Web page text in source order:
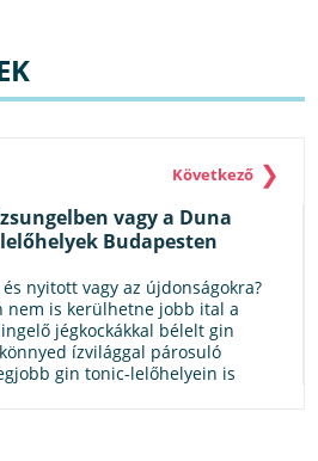
vagy a Duna
Budapesten
nyitott vagy az újdonságokra?
nem is kerülhetne jobb ital a
jégkockákkal bélelt gin
ízvilággal párosuló
gin tonic-lelőhelyein is
Következő ❯